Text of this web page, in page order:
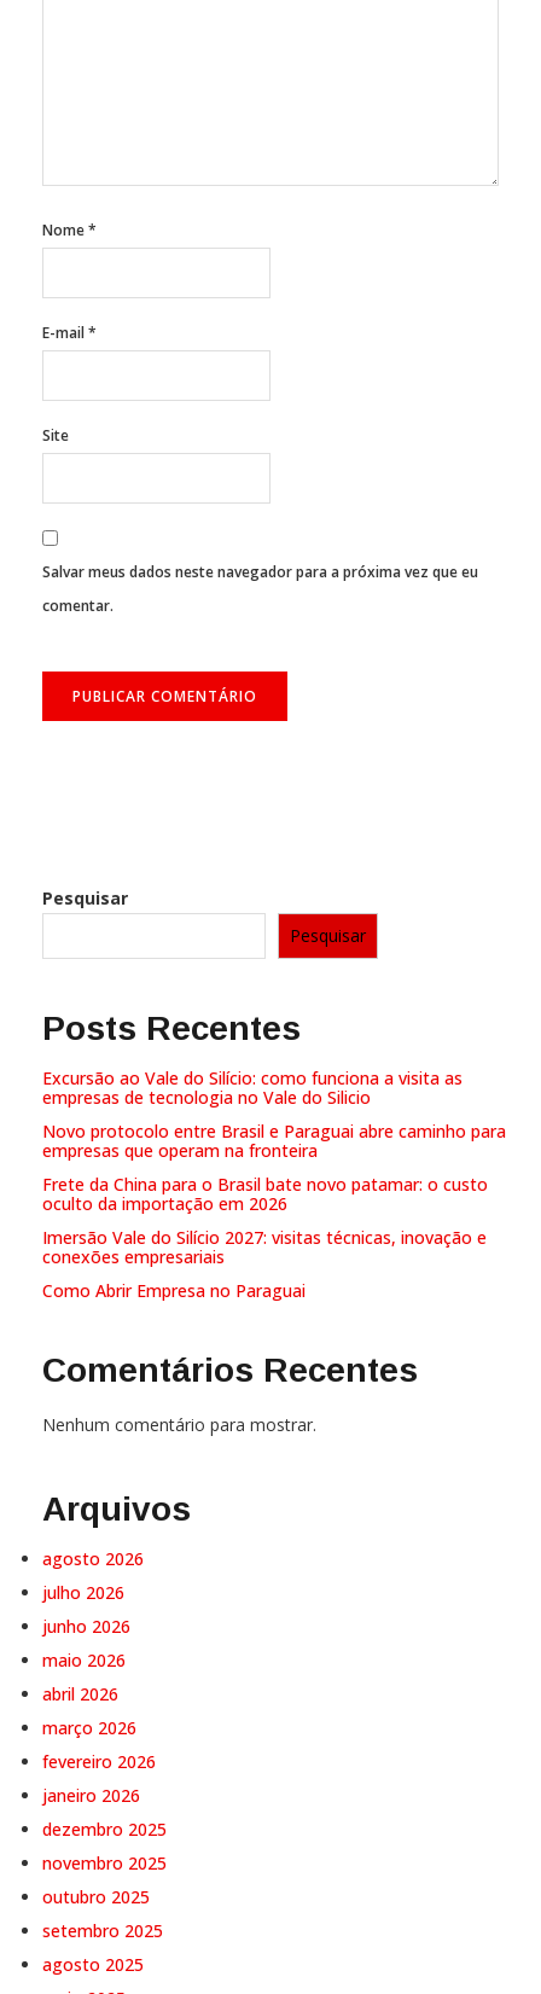
Nome*
E-mail*
Site
Salvar meus dados neste navegador para a próxima vez que eu
comentar.
Pesquisar
Pesquisar
Posts Recentes
Excursão ao Vale do Silício: como funciona a visita as
empresas de tecnologia no Vale do Silicio
Novo protocolo entre Brasil e Paraguai abre caminho para
empresas que operam na fronteira
Frete da China para o Brasil bate novo patamar: o custo
oculto da importação em 2026
Imersão Vale do Silício 2027: visitas técnicas, inovação e
conexões empresariais
Como Abrir Empresa no Paraguai
Comentários Recentes
Nenhum comentário para mostrar.
Arquivos
agosto 2026
julho 2026
junho 2026
maio 2026
abril 2026
março 2026
fevereiro 2026
janeiro 2026
dezembro 2025
novembro 2025
outubro 2025
setembro 2025
agosto 2025